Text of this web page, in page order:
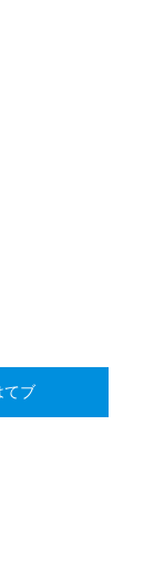
てブ